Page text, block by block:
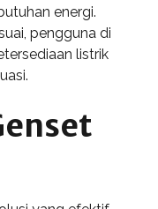
energi.
pengguna di
listrik